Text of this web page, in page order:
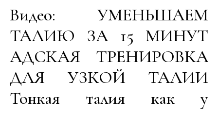
Видео: УМЕНЬШАЕМ
ТАЛИЮ ЗА 15 МИНУТ
АДСКАЯ ТРЕНИРОВКА
ДЛЯ УЗКОЙ ТАЛИИ
Тонкая талия как у